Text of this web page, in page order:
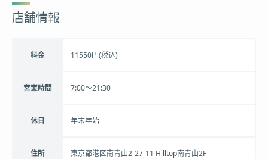
し、お客様をトータルサポートする。
店舗情報
料金 11550円(税込)
営業時間 7:00〜21:30
休日 年末年始
住所 東京都港区南青山2-27-11 Hilltop南青山2F